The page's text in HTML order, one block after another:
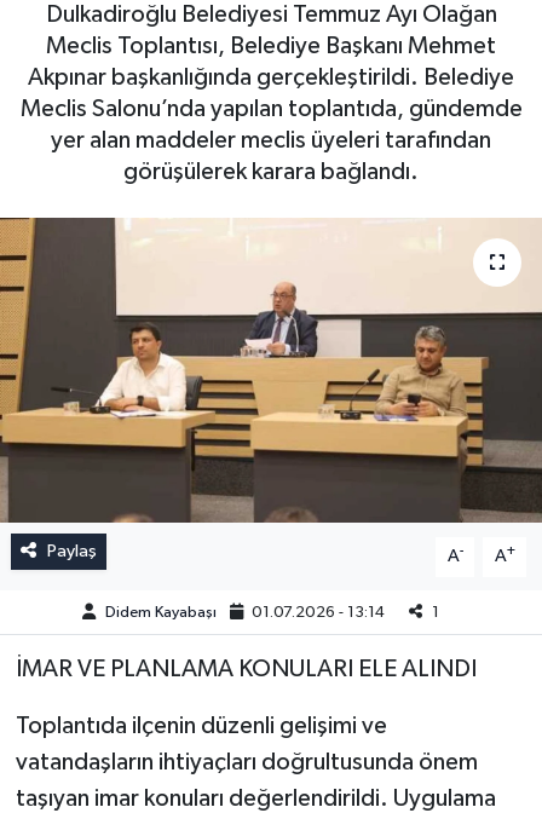
Dulkadiroğlu Belediyesi Temmuz Ayı Olağan
Meclis Toplantısı, Belediye Başkanı Mehmet
Akpınar başkanlığında gerçekleştirildi. Belediye
Meclis Salonu’nda yapılan toplantıda, gündemde
yer alan maddeler meclis üyeleri tarafından
görüşülerek karara bağlandı.
Paylaş A- A+
Didem Kayabaşı 01.07.2026 - 13:14 1
İMAR VE PLANLAMA KONULARI ELE ALINDI
Toplantıda ilçenin düzenli gelişimi ve
vatandaşların ihtiyaçları doğrultusunda önem
taşıyan imar konuları değerlendirildi. Uygulama
Künye
Son Dakika Haberleri
Haber Arşivi